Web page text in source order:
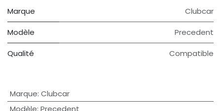
Marque Clubcar
Modèle Precedent
Qualité Compatible
Marque: Clubcar
Modèle: Precedent